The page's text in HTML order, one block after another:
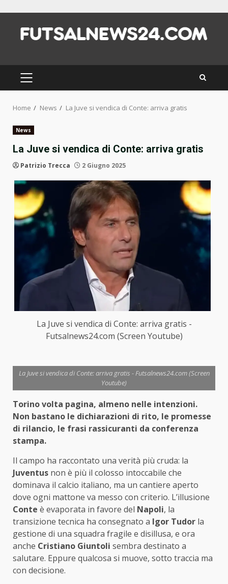
content
PRIMARY
MENU
Home News La Juve si vendica di Conte: arriva gratis
News
La Juve si vendica di Conte: arriva gratis
Patrizio Trecca 2 Giugno 2025
La Juve si vendica di Conte: arriva gratis -
Futsalnews24.com (Screen Youtube)
La Juve si vendica di Conte: arriva gratis - Futsalnews24.com (Screen
Youtube)
Torino volta pagina, almeno nelle intenzioni.
Non bastano le dichiarazioni di rito, le promesse
di rilancio, le frasi rassicuranti da conferenza
stampa.
Il campo ha raccontato una verità più cruda: la
Juventus non è più il colosso intoccabile che
dominava il calcio italiano, ma un cantiere aperto
dove ogni mattone va messo con criterio. L’illusione
Conte è evaporata in favore del Napoli, la
transizione tecnica ha consegnato a Igor Tudor la
gestione di una squadra fragile e disillusa, e ora
anche Cristiano Giuntoli sembra destinato a
salutare. Eppure qualcosa si muove, sotto traccia ma
con decisione.